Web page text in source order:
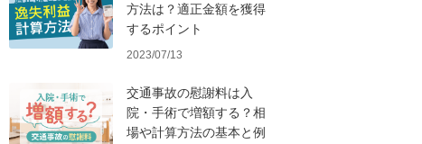
方法は？適正金額を獲得
するポイント
2023/07/13
交通事故の慰謝料は入
院・手術で増額する？相
場や計算方法の基本と例